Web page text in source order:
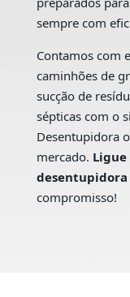
sempre com
Contamos com
caminhões de
sucção de
sépticas com o
Desentupidora
mercado. Ligue
desentupidora
compromisso!